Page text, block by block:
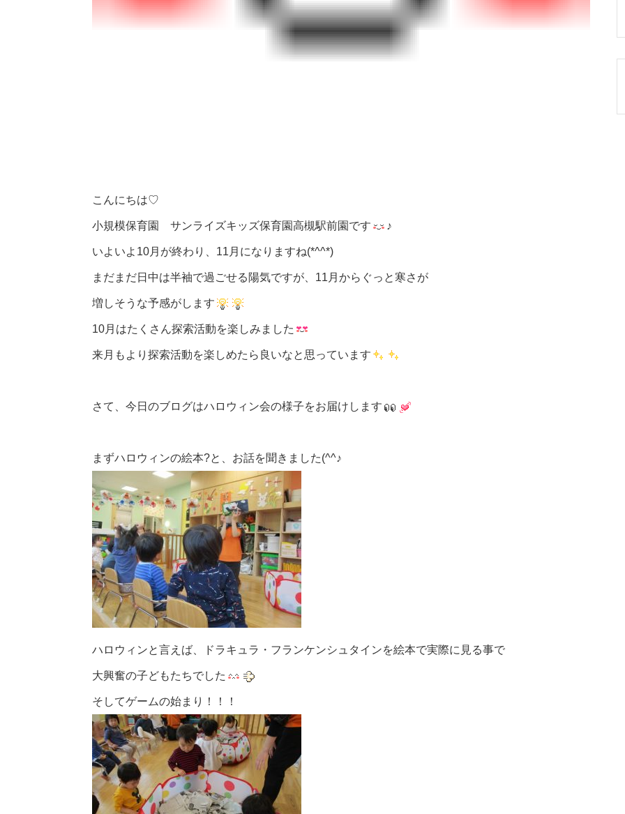
こんにちは♡
小規模保育園 サンライズキッズ保育園高槻駅前園です ♪
いよいよ10月が終わり、11月になりますね(*^^*)
まだまだ日中は半袖で過ごせる陽気ですが、11月からぐっと寒さが
増しそうな予感がします
10月はたくさん探索活動を楽しみました
来月もより探索活動を楽しめたら良いなと思っています
さて、今日のブログはハロウィン会の様子をお届けします
まずハロウィンの絵本?と、お話を聞きました(^^♪
ハロウィンと言えば、ドラキュラ・フランケンシュタインを絵本で実際に見る事で
大興奮の子どもたちでした
そしてゲームの始まり！！！